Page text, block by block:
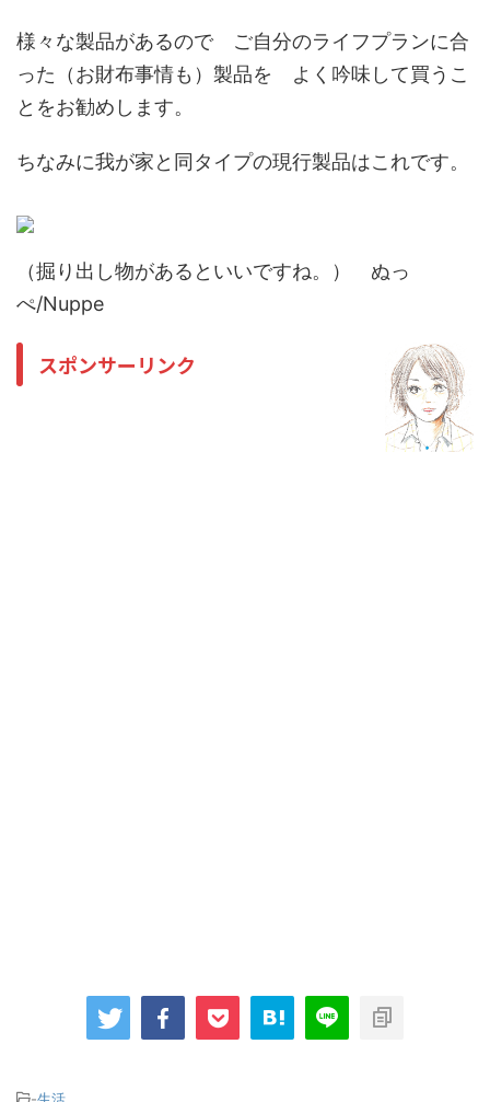
様々な製品があるので ご自分のライフプランに合
った（お財布事情も）製品を よく吟味して買うこ
とをお勧めします。
ちなみに我が家と同タイプの現行製品はこれです。
（掘り出し物があるといいですね。） ぬっ
ぺ/Nuppe
スポンサーリンク